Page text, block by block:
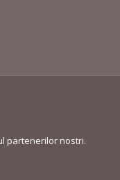
partenerilor nostri.